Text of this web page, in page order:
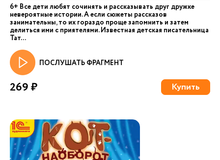
6+ Все дети любят сочинять и рассказывать друг дружке
невероятные истории. А если сюжеты рассказов
занимательны, то их гораздо проще запомнить и затем
делиться ими с приятелями. Известная детская писательница
Тат...
ПОСЛУШАТЬ ФРАГМЕНТ
269 ₽ Купить